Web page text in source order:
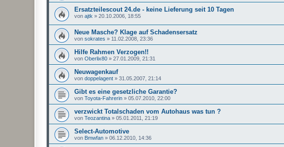
Ersatzteilescout 24.de - keine Lieferung seit 10 Tagen
von ajtk » 20.10.2006, 18:55
Neue Masche? Klage auf Schadensersatz
von sokrates » 11.02.2008, 23:36
Hilfe Rahmen Verzogen!!
von Oberlix80 » 27.01.2009, 21:31
Neuwagenkauf
von doppelagent » 31.05.2007, 21:14
Gibt es eine gesetzliche Garantie?
von Toyota-Fahrerin » 05.07.2010, 22:00
verzwickt Totalschaden vom Autohaus was tun ?
von Teozantina » 05.01.2011, 21:19
Select-Automotive
von Bmwfan » 06.12.2010, 14:36